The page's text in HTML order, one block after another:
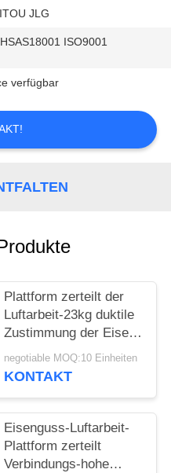
JLG
ISO9001
verfügbar
Plattform zerteilt der
Luftarbeit-23kg duktile
Zustimmung der Eisen-
Produkt-PHC ISO9001
negotiable MOQ:10 Einheiten
KONTAKT
Eisenguss-Luftarbeit-
Plattform zerteilt
Verbindungs-hohe